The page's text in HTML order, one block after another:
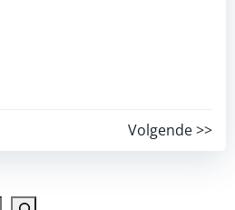
Post
navigation
Volgende >>